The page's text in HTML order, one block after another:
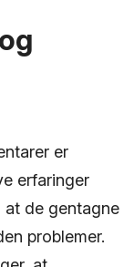
er
erfaringer
at de gentagne
problemer.